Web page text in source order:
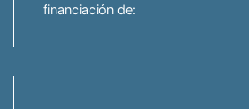
financiación de: